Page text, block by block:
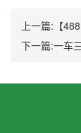
上一篇: 【
下一篇:一车